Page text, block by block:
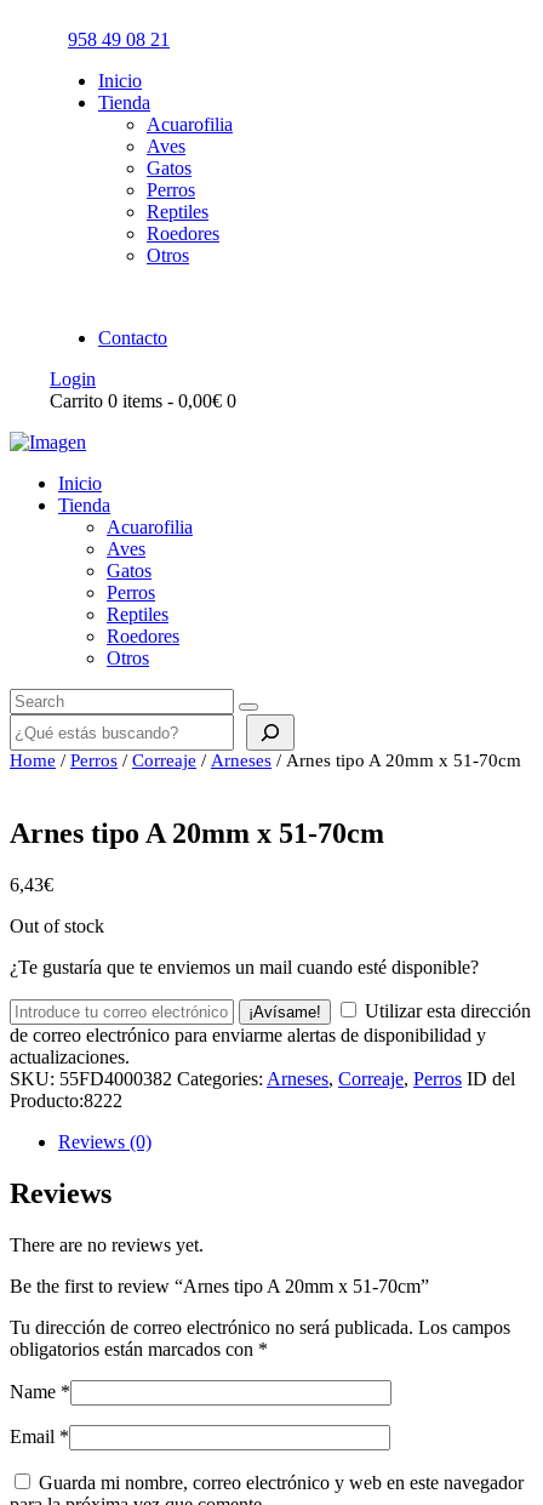
958 49 08 21
Inicio
Tienda
Acuarofilia
Aves
Gatos
Perros
Reptiles
Roedores
Otros
Contacto
Login
Carrito 0 items - 0,00€ 0
Inicio
Tienda
Acuarofilia
Aves
Gatos
Perros
Reptiles
Roedores
Otros
Buscar
Home / Perros / Correaje / Arneses / Arnes tipo A 20mm x 51-70cm
Arnes tipo A 20mm x 51-70cm
6,43€
Out of stock
¿Te gustaría que te enviemos un mail cuando esté disponible?
¡Avísame!
Utilizar esta dirección
de correo electrónico para enviarme alertas de disponibilidad y
actualizaciones.
SKU: 55FD4000382 Categories: Arneses, Correaje, Perros ID del
Producto:8222
Reviews (0)
Reviews
There are no reviews yet.
Be the first to review “Arnes tipo A 20mm x 51-70cm”
Tu dirección de correo electrónico no será publicada. Los campos
obligatorios están marcados con *
Name *
Email *
Guarda mi nombre, correo electrónico y web en este navegador